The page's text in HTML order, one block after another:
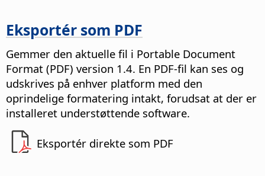
Eksportér som PDF
Gemmer den aktuelle fil i Portable Document
Format (PDF) version 1.4. En PDF-fil kan ses og
udskrives på enhver platform med den
oprindelige formatering intakt, forudsat at der er
installeret understøttende software.
Eksportér direkte som PDF